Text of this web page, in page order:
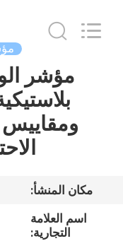
المنزل
المنتجات
حولنا
Co.,Limited.
مكان المنشأ:
اسم العلامة
التجارية: